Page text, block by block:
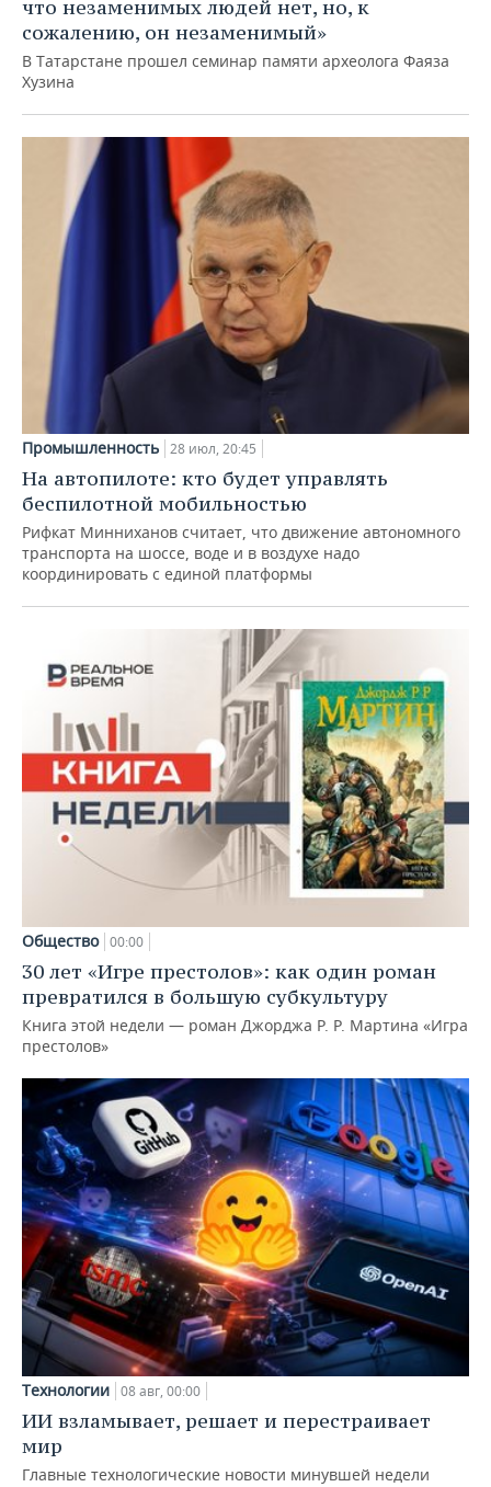
что незаменимых людей нет, но, к
сожалению, он незаменимый»
В Татарстане прошел семинар памяти археолога Фаяза
Хузина
Промышленность 28 июл, 20:45
На автопилоте: кто будет управлять
беспилотной мобильностью
Рифкат Минниханов считает, что движение автономного
транспорта на шоссе, воде и в воздухе надо
координировать с единой платформы
Общество 00:00
30 лет «Игре престолов»: как один роман
превратился в большую субкультуру
Книга этой недели — роман Джорджа Р. Р. Мартина «Игра
престолов»
Технологии 08 авг, 00:00
ИИ взламывает, решает и перестраивает
мир
Главные технологические новости минувшей недели